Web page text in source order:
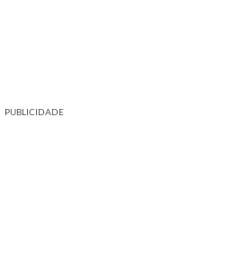
PUBLICIDADE